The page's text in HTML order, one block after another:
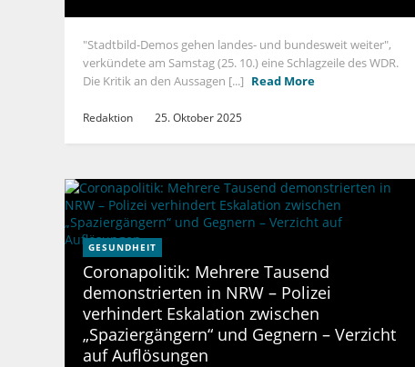
"Stadtbild-Demos gehen landes- und bundesweit weiter",
verkündete am Samstag (25. 10.) eine Schlagzeile des WDR.
Die Kritik an den Aussagen [...] Read More
Redaktion 25. Oktober 2025
GESUNDHEIT
Coronapolitik: Mehrere Tausend
demonstrierten in NRW – Polizei
verhindert Eskalation zwischen
„Spaziergängern“ und Gegnern – Verzicht
auf Auflösungen